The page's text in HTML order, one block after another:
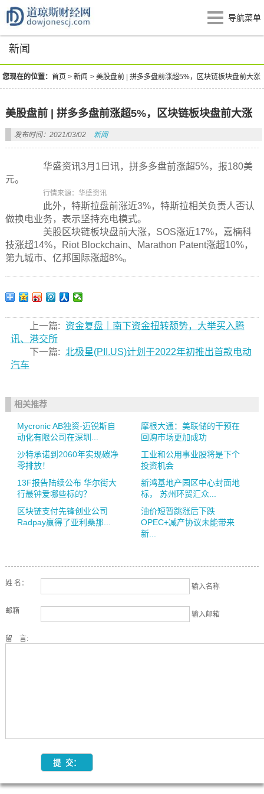
导航菜单
新闻
您现在的位置：首页 >新闻 >美股盘前 | 拼多多盘前涨超5%，区块链板块盘前大涨
美股盘前 | 拼多多盘前涨超5%，区块链板块盘前大涨
发布时间：2021/03/02 新闻
华盛资讯3月1日讯，拼多多盘前涨超5%，报180美
元。
行情来源：华盛资讯
此外，特斯拉盘前涨近3%，特斯拉相关负责人否认
做换电业务，表示坚持充电模式。
美股区块链板块盘前大涨，SOS涨近17%，嘉楠科
技涨超14%，Riot Blockchain、Marathon Patent涨超10%，
第九城市、亿邦国际涨超8%。
上一篇:
资金复盘｜南下资金扭转颓势，大举买入腾
讯、港交所
下一篇: 北极星(PII.US)计划于2022年初推出首款电动
汽车
相关推荐
Mycronic AB独资-迈锐斯自
动化有限公司在深圳...
摩根大通：美联储的干预在
回购市场更加成功
沙特承诺到2060年实现碳净
零排放！
工业和公用事业股将是下个
投资机会
13F报告陆续公布 华尔街大
行最钟爱哪些标的？
新鸿基地产园区中心封面地
标， 苏州环贸汇众...
区块链支付先锋创业公司
Radpay赢得了亚利桑那...
油价短暂跳涨后下跌
OPEC+减产协议未能带来
新...
姓 名： 输入名称
邮箱 输入邮箱
留 言: